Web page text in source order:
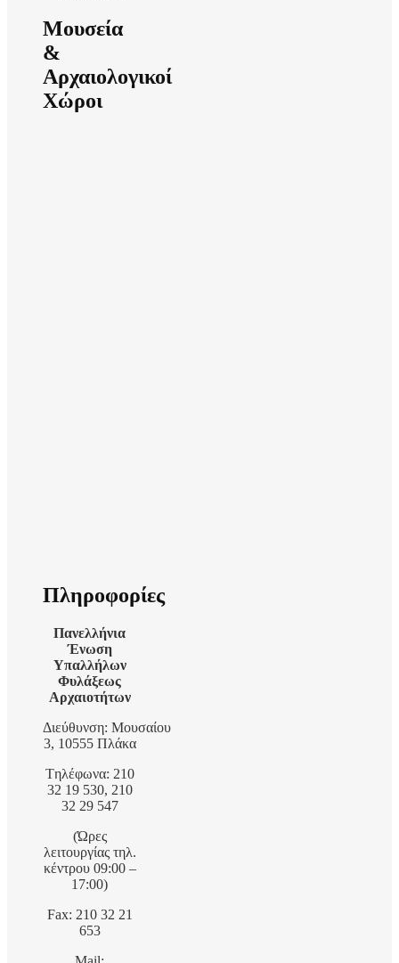
Μουσεία
&
Αρχαιολογικοί
Χώροι
Πληροφορίες
Πανελλήνια
Ένωση
Υπαλλήλων
Φυλάξεως
Αρχαιοτήτων
Διεύθυνση: Μουσαίου
3, 10555 Πλάκα
Tηλέφωνα: 210
32 19 530, 210
32 29 547
(Ώρες
λειτουργίας τηλ.
κέντρου 09:00 –
17:00)
Fax: 210 32 21
653